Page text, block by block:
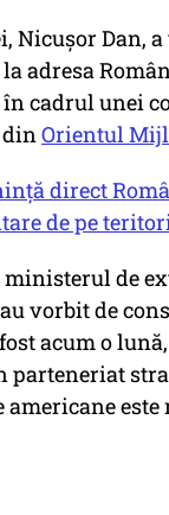
Nicușor Dan,
adresa
cadrul unei
Orientul
direct
de pe
ministerul de
vorbit de
acum o
parteneriat